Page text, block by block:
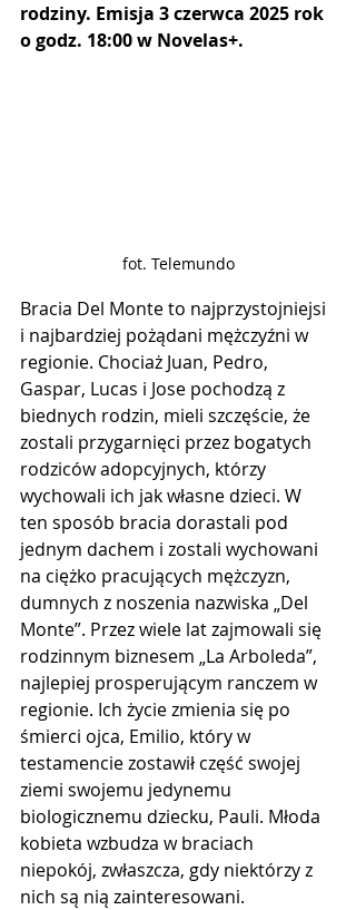
rodziny. Emisja 3 czerwca 2025 rok
o godz. 18:00 w Novelas+.
fot. Telemundo
Bracia Del Monte to najprzystojniejsi
i najbardziej pożądani mężczyźni w
regionie. Chociaż Juan, Pedro,
Gaspar, Lucas i Jose pochodzą z
biednych rodzin, mieli szczęście, że
zostali przygarnięci przez bogatych
rodziców adopcyjnych, którzy
wychowali ich jak własne dzieci. W
ten sposób bracia dorastali pod
jednym dachem i zostali wychowani
na ciężko pracujących mężczyzn,
dumnych z noszenia nazwiska „Del
Monte”. Przez wiele lat zajmowali się
rodzinnym biznesem „La Arboleda”,
najlepiej prosperującym ranczem w
regionie. Ich życie zmienia się po
śmierci ojca, Emilio, który w
testamencie zostawił część swojej
ziemi swojemu jedynemu
biologicznemu dziecku, Pauli. Młoda
kobieta wzbudza w braciach
niepokój, zwłaszcza, gdy niektórzy z
nich są nią zainteresowani.